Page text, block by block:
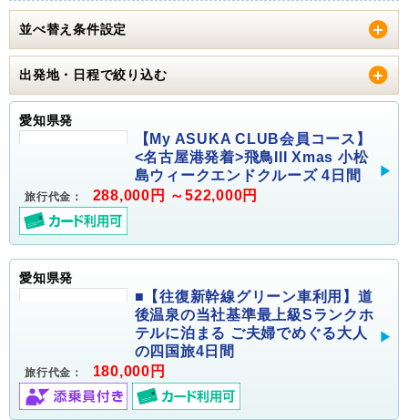
並べ替え条件設定
出発地・日程で絞り込む
愛知県発
【My ASUKA CLUB会員コース】
<名古屋港発着>飛鳥III Xmas 小松
島ウィークエンドクルーズ 4日間
旅行代金： 288,000円 ～522,000円
愛知県発
■【往復新幹線グリーン車利用】道
後温泉の当社基準最上級Sランクホ
テルに泊まる ご夫婦でめぐる大人
の四国旅4日間
旅行代金： 180,000円